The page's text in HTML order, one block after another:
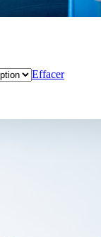
Effacer